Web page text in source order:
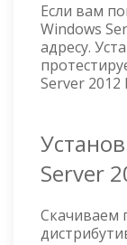
Если вам
Windows
адресу.
Server 2012
Server
Скачиваем